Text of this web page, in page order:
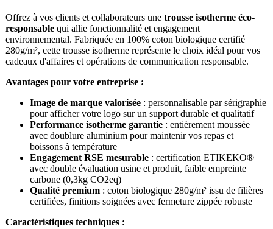
Offrez à vos clients et collaborateurs une trousse isotherme éco-
responsable qui allie fonctionnalité et engagement
environnemental. Fabriquée en 100% coton biologique certifié
280g/m², cette trousse isotherme représente le choix idéal pour vos
cadeaux d'affaires et opérations de communication responsable.
Avantages pour votre entreprise :
Image de marque valorisée : personnalisable par sérigraphie
pour afficher votre logo sur un support durable et qualitatif
Performance isotherme garantie : entièrement moussée
avec doublure aluminium pour maintenir vos repas et
boissons à température
Engagement RSE mesurable : certification ETIKEKO®
avec double évaluation usine et produit, faible empreinte
carbone (0,3kg CO2eq)
Qualité premium : coton biologique 280g/m² issu de filières
certifiées, finitions soignées avec fermeture zippée robuste
Caractéristiques techniques :